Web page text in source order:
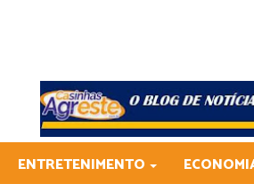
ENTRETENIMENTO